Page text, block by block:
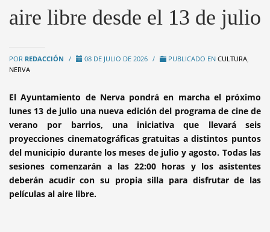
aire libre desde el 13 de julio
POR REDACCIÓN / 08 DE JULIO DE 2026 / PUBLICADO EN CULTURA,
NERVA
El Ayuntamiento de Nerva pondrá en marcha el próximo
lunes 13 de julio una nueva edición del programa de cine de
verano por barrios, una iniciativa que llevará seis
proyecciones cinematográficas gratuitas a distintos puntos
del municipio durante los meses de julio y agosto. Todas las
sesiones comenzarán a las 22:00 horas y los asistentes
deberán acudir con su propia silla para disfrutar de las
películas al aire libre.